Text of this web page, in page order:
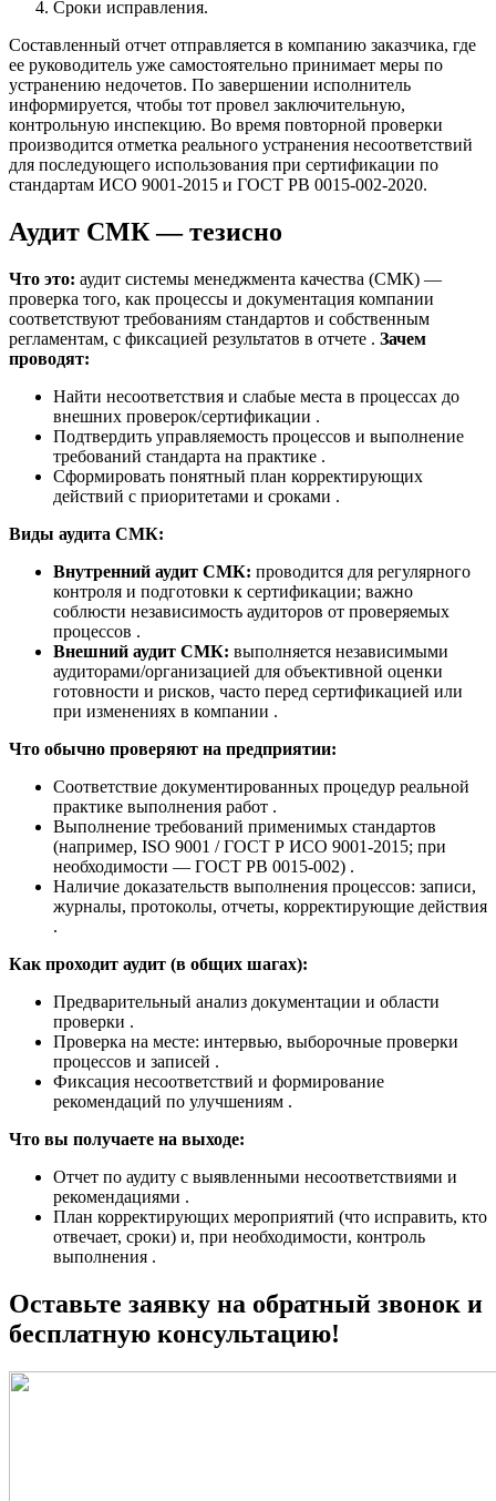
Сроки исправления.
Составленный отчет отправляется в компанию заказчика, где
ее руководитель уже самостоятельно принимает меры по
устранению недочетов. По завершении исполнитель
информируется, чтобы тот провел заключительную,
контрольную инспекцию. Во время повторной проверки
производится отметка реального устранения несоответствий
для последующего использования при сертификации по
стандартам ИСО 9001-2015 и ГОСТ РВ 0015-002-2020.
Аудит СМК — тезисно
Что это: аудит системы менеджмента качества (СМК) —
проверка того, как процессы и документация компании
соответствуют требованиям стандартов и собственным
регламентам, с фиксацией результатов в отчете . Зачем
проводят:
Найти несоответствия и слабые места в процессах до
внешних проверок/сертификации .
Подтвердить управляемость процессов и выполнение
требований стандарта на практике .
Сформировать понятный план корректирующих
действий с приоритетами и сроками .
Виды аудита СМК:
Внутренний аудит СМК: проводится для регулярного
контроля и подготовки к сертификации; важно
соблюсти независимость аудиторов от проверяемых
процессов .
Внешний аудит СМК: выполняется независимыми
аудиторами/организацией для объективной оценки
готовности и рисков, часто перед сертификацией или
при изменениях в компании .
Что обычно проверяют на предприятии:
Соответствие документированных процедур реальной
практике выполнения работ .
Выполнение требований применимых стандартов
(например, ISO 9001 / ГОСТ Р ИСО 9001-2015; при
необходимости — ГОСТ РВ 0015-002) .
Наличие доказательств выполнения процессов: записи,
журналы, протоколы, отчеты, корректирующие действия
.
Как проходит аудит (в общих шагах):
Предварительный анализ документации и области
проверки .
Проверка на месте: интервью, выборочные проверки
процессов и записей .
Фиксация несоответствий и формирование
рекомендаций по улучшениям .
Что вы получаете на выходе:
Отчет по аудиту с выявленными несоответствиями и
рекомендациями .
План корректирующих мероприятий (что исправить, кто
отвечает, сроки) и, при необходимости, контроль
выполнения .
Оставьте заявку на обратный звонок и
бесплатную консультацию!